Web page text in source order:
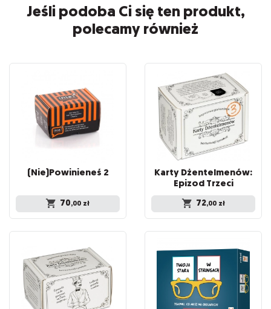
Jeśli podoba Ci się ten produkt,
polecamy również
(Nie)Powinieneś 2
70,00 zł
Karty Dżentelmenów:
Epizod Trzeci
72,00 zł